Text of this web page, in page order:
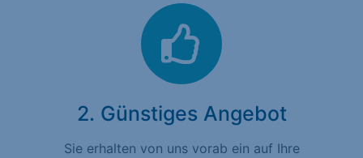
2. Günstiges Angebot
Sie erhalten von uns vorab ein auf Ihre